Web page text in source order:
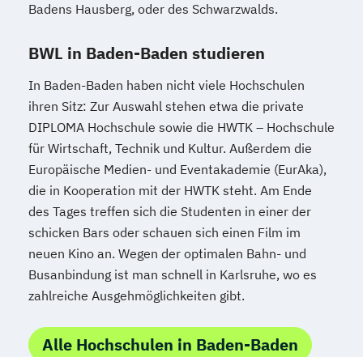
Badens Hausberg, oder des Schwarzwalds.
BWL in Baden-Baden studieren
In Baden-Baden haben nicht viele Hochschulen
ihren Sitz: Zur Auswahl stehen etwa die private
DIPLOMA Hochschule sowie die HWTK – Hochschule
für Wirtschaft, Technik und Kultur. Außerdem die
Europäische Medien- und Eventakademie (EurAka),
die in Kooperation mit der HWTK steht. Am Ende
des Tages treffen sich die Studenten in einer der
schicken Bars oder schauen sich einen Film im
neuen Kino an. Wegen der optimalen Bahn- und
Busanbindung ist man schnell in Karlsruhe, wo es
zahlreiche Ausgehmöglichkeiten gibt.
Alle Hochschulen in Baden-Baden